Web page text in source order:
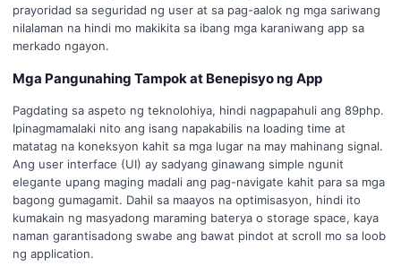
prayoridad sa seguridad ng user at sa pag-aalok ng mga sariwang
nilalaman na hindi mo makikita sa ibang mga karaniwang app sa
merkado ngayon.
Mga Pangunahing Tampok at Benepisyo ng App
Pagdating sa aspeto ng teknolohiya, hindi nagpapahuli ang 89php.
Ipinagmamalaki nito ang isang napakabilis na loading time at
matatag na koneksyon kahit sa mga lugar na may mahinang signal.
Ang user interface (UI) ay sadyang ginawang simple ngunit
elegante upang maging madali ang pag-navigate kahit para sa mga
bagong gumagamit. Dahil sa maayos na optimisasyon, hindi ito
kumakain ng masyadong maraming baterya o storage space, kaya
naman garantisadong swabe ang bawat pindot at scroll mo sa loob
ng application.